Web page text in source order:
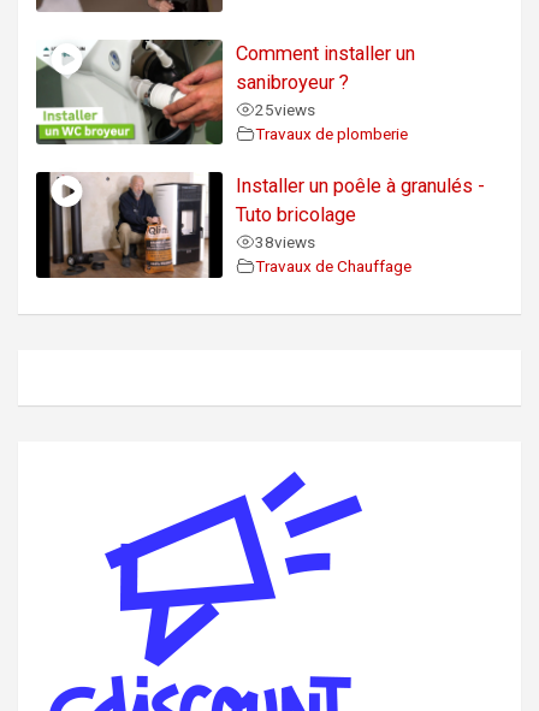
Comment installer un
sanibroyeur ?
25views
Travaux de plomberie
Installer un poêle à granulés -
Tuto bricolage
38views
Travaux de Chauffage